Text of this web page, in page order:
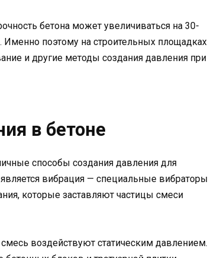
бетона может увеличиваться на 30-
поэтому на строительных площадках
и другие методы создания давления при
в бетоне
способы создания давления для
вибрация — специальные вибраторы
которые заставляют частицы смеси
воздействуют статическим давлением.